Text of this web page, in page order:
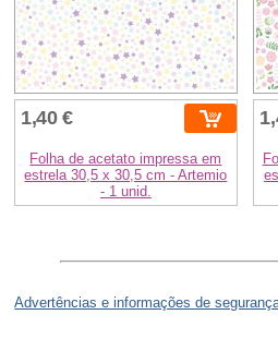
1,40 €
Folha de acetato impressa em
estrela 30,5 x 30,5 cm - Artemio
- 1 unid.
Advertências e informações de